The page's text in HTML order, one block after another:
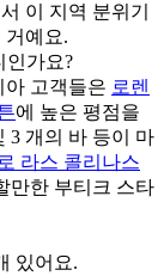
이 지역 분위기
거예요.
인가요?
고객들은 로렌
에 높은 평점을
3 개의 바 등이 마
라스 콜리나스
만한 부티크 스타
있어요.